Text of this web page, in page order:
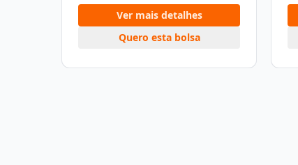
Ver mais detalhes
Quero esta bolsa